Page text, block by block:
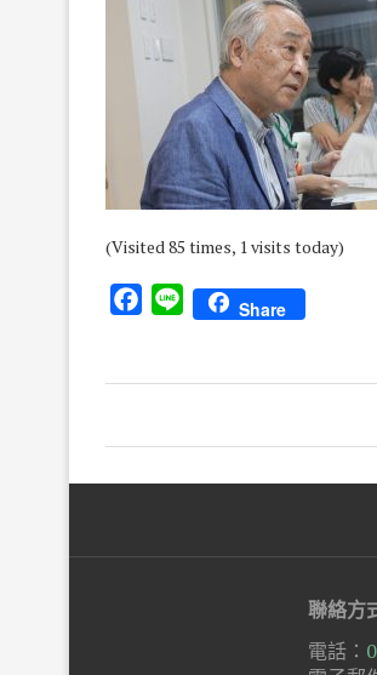
(Visited 85 times, 1 visits today)
Facebook
Line Share
聯絡方
電話：